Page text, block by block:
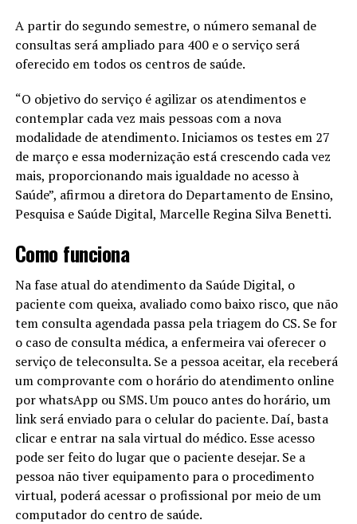
A partir do segundo semestre, o número semanal de
consultas será ampliado para 400 e o serviço será
oferecido em todos os centros de saúde.
“O objetivo do serviço é agilizar os atendimentos e
contemplar cada vez mais pessoas com a nova
modalidade de atendimento. Iniciamos os testes em 27
de março e essa modernização está crescendo cada vez
mais, proporcionando mais igualdade no acesso à
Saúde”, afirmou a diretora do Departamento de Ensino,
Pesquisa e Saúde Digital, Marcelle Regina Silva Benetti.
Como funciona
Na fase atual do atendimento da Saúde Digital, o
paciente com queixa, avaliado como baixo risco, que não
tem consulta agendada passa pela triagem do CS. Se for
o caso de consulta médica, a enfermeira vai oferecer o
serviço de teleconsulta. Se a pessoa aceitar, ela receberá
um comprovante com o horário do atendimento online
por whatsApp ou SMS. Um pouco antes do horário, um
link será enviado para o celular do paciente. Daí, basta
clicar e entrar na sala virtual do médico. Esse acesso
pode ser feito do lugar que o paciente desejar. Se a
pessoa não tiver equipamento para o procedimento
virtual, poderá acessar o profissional por meio de um
computador do centro de saúde.